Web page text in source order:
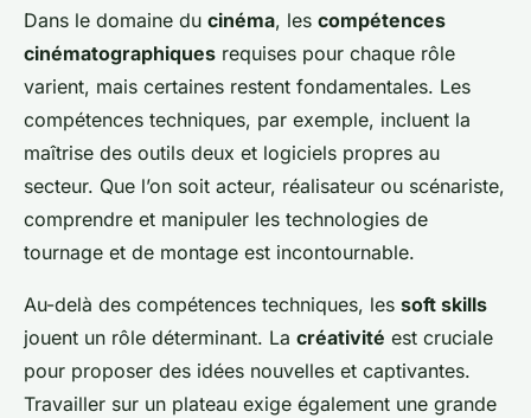
Dans le domaine du cinéma, les compétences
cinématographiques requises pour chaque rôle
varient, mais certaines restent fondamentales. Les
compétences techniques, par exemple, incluent la
maîtrise des outils deux et logiciels propres au
secteur. Que l’on soit acteur, réalisateur ou scénariste,
comprendre et manipuler les technologies de
tournage et de montage est incontournable.
Au-delà des compétences techniques, les soft skills
jouent un rôle déterminant. La créativité est cruciale
pour proposer des idées nouvelles et captivantes.
Travailler sur un plateau exige également une grande